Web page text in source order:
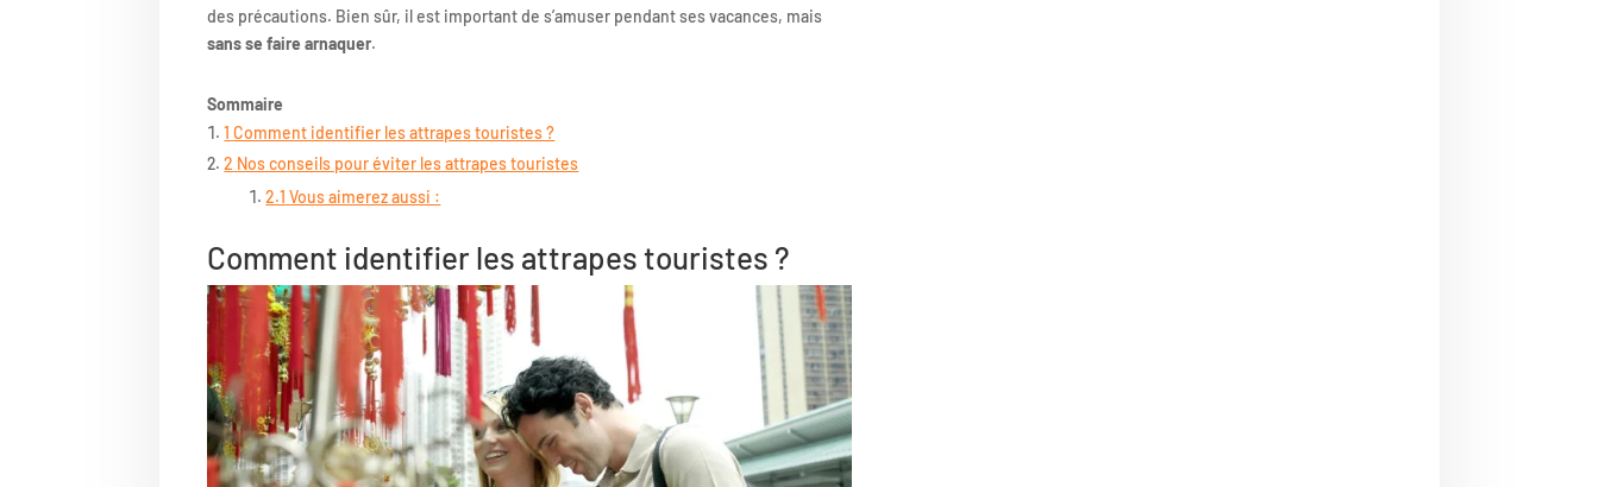
des précautions. Bien sûr, il est important de s’amuser pendant ses vacances, mais
sans se faire arnaquer.
Sommaire
1 Comment identifier les attrapes touristes ?
2 Nos conseils pour éviter les attrapes touristes
2.1 Vous aimerez aussi :
Comment identifier les attrapes touristes ?